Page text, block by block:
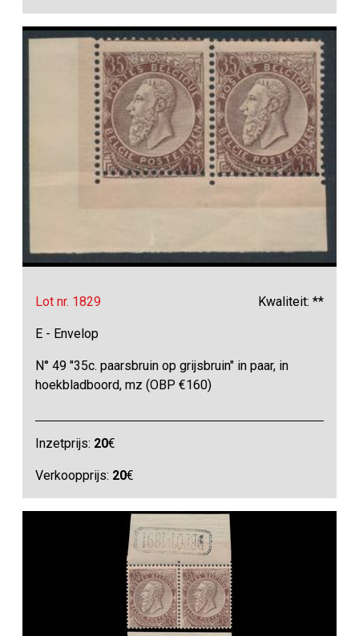
Lot nr. 1829 Kwaliteit: **
E - Envelop
N° 49 "35c. paarsbruin op grijsbruin" in paar, in
hoekbladboord, mz (OBP €160)
Inzetprijs: 20€
Verkoopprijs: 20€